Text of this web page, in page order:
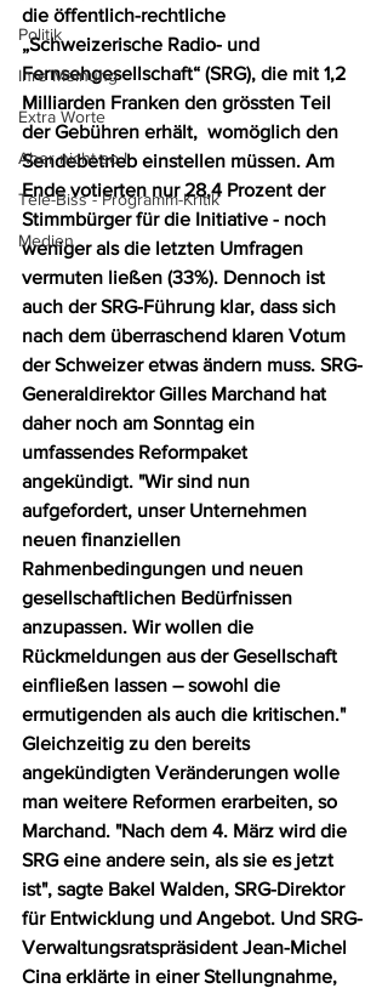
Politik
Ihre Meinung
Extra Worte
Aber nicht so !
Tele-Biss - Programm-Kritik
Medien
die öffentlich-rechtliche
„Schweizerische Radio- und
Fernsehgesellschaft“ (SRG), die mit 1,2
Milliarden Franken den grössten Teil
der Gebühren erhält,  womöglich den
Sendebetrieb einstellen müssen. Am
Ende votierten nur 28,4 Prozent der
Stimmbürger für die Initiative - noch
weniger als die letzten Umfragen
vermuten ließen (33%). Dennoch ist
auch der SRG-Führung klar, dass sich
nach dem überraschend klaren Votum
der Schweizer etwas ändern muss. SRG-
Generaldirektor Gilles Marchand hat
daher noch am Sonntag ein
umfassendes Reformpaket
angekündigt. "Wir sind nun
aufgefordert, unser Unternehmen
neuen finanziellen
Rahmenbedingungen und neuen
gesellschaftlichen Bedürfnissen
anzupassen. Wir wollen die
Rückmeldungen aus der Gesellschaft
einfließen lassen – sowohl die
ermutigenden als auch die kritischen."
Gleichzeitig zu den bereits
angekündigten Veränderungen wolle
man weitere Reformen erarbeiten, so
Marchand. "Nach dem 4. März wird die
SRG eine andere sein, als sie es jetzt
ist", sagte Bakel Walden, SRG-Direktor
für Entwicklung und Angebot. Und SRG-
Verwaltungsratspräsident Jean-Michel
Cina erklärte in einer Stellungnahme,